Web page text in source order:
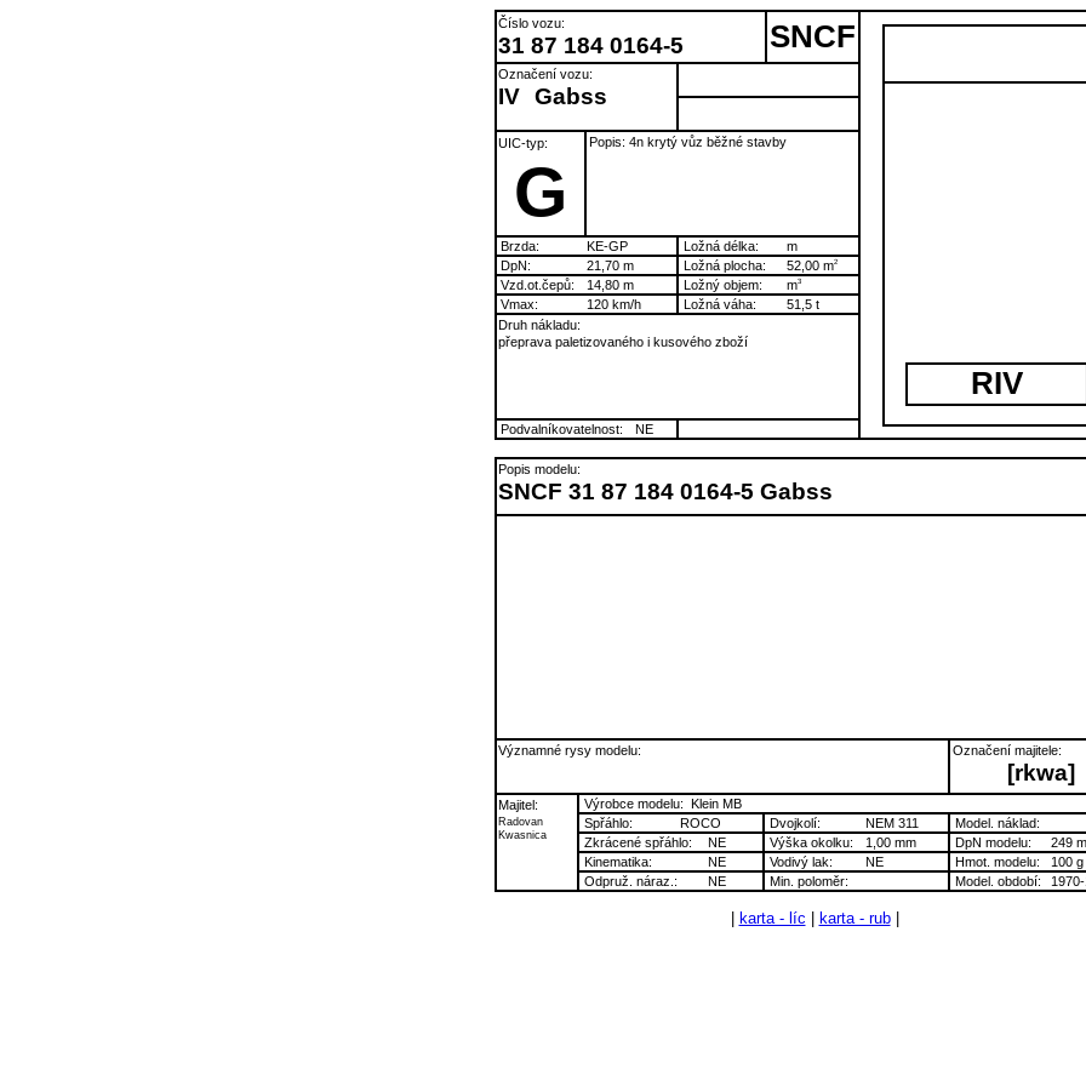
Číslo vozu:
31 87 184 0164-5 SNCF
RIV
Označení vozu:
IV Gabss
UIC-typ:
G
Popis: 4n krytý vůz běžné stavby
Brzda: KE-GP Ložná délka:
m
DpN:
21,70 m Ložná plocha: 52,00 m2
Vzd.ot.čepů: 14,80 m Ložný objem: m3
Vmax: 120 km/h Ložná váha:
51,5 t
Druh nákladu:
přeprava paletizovaného i kusového zboží
Podvalníkovatelnost: NE
Popis modelu:
SNCF 31 87 184 0164-5 Gabss
Významné rysy modelu: Označení majitele:
[rkwa]
Majitel:
Radovan
Kwasnica
Výrobce modelu: Klein MB
Spřáhlo:
ROCO Dvojkolí: NEM 311
Model. náklad:
Zkrácené spřáhlo:
NE Výška okolku: 1,00 mm DpN modelu:
249
Kinematika:
NE Vodivý lak: NE Hmot. modelu:
100 g
Odpruž. náraz.:
NE Min. poloměr: Model. období:
karta - líc karta - rub|